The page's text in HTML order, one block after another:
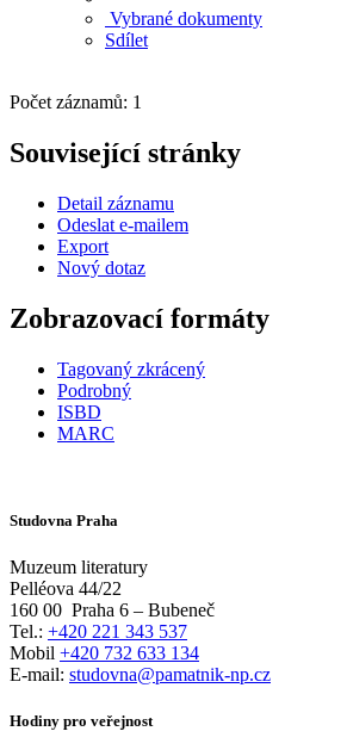
Vybrané dokumenty
Sdílet
Počet záznamů: 1
Související stránky
Detail záznamu
Odeslat e-mailem
Export
Nový dotaz
Zobrazovací formáty
Tagovaný zkrácený
Podrobný
ISBD
MARC
Studovna Praha
Muzeum literatury
Pelléova 44/22
160 00 Praha 6 – Bubeneč
Tel.: +420 221 343 537
Mobil +420 732 633 134
E-mail: studovna@pamatnik-np.cz
Hodiny pro veřejnost